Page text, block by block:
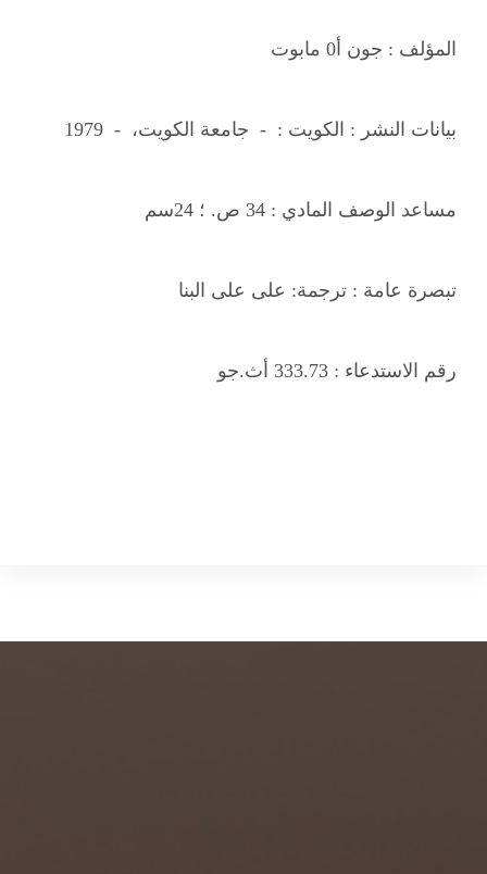
المؤلف : جون أ0 مابوت
بيانات النشر : الكويت : - جامعة الكويت، - 1979
مساعد الوصف المادي :34 ص. ؛ 24سم
تبصرة عامة :ترجمة: على على البنا
رقم الاستدعاء :333.73 أث.جو